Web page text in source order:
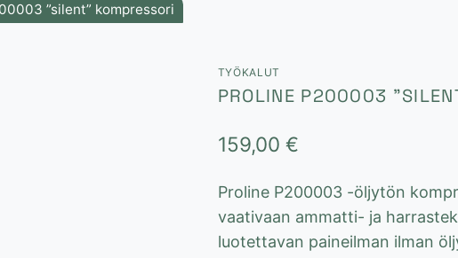
”silent” kompressori
TYÖKALUT
PROLINE P200003
159,00 €
Proline P200003 -öljytön
vaativaan ammatti- ja
luotettavan paineilman ilman